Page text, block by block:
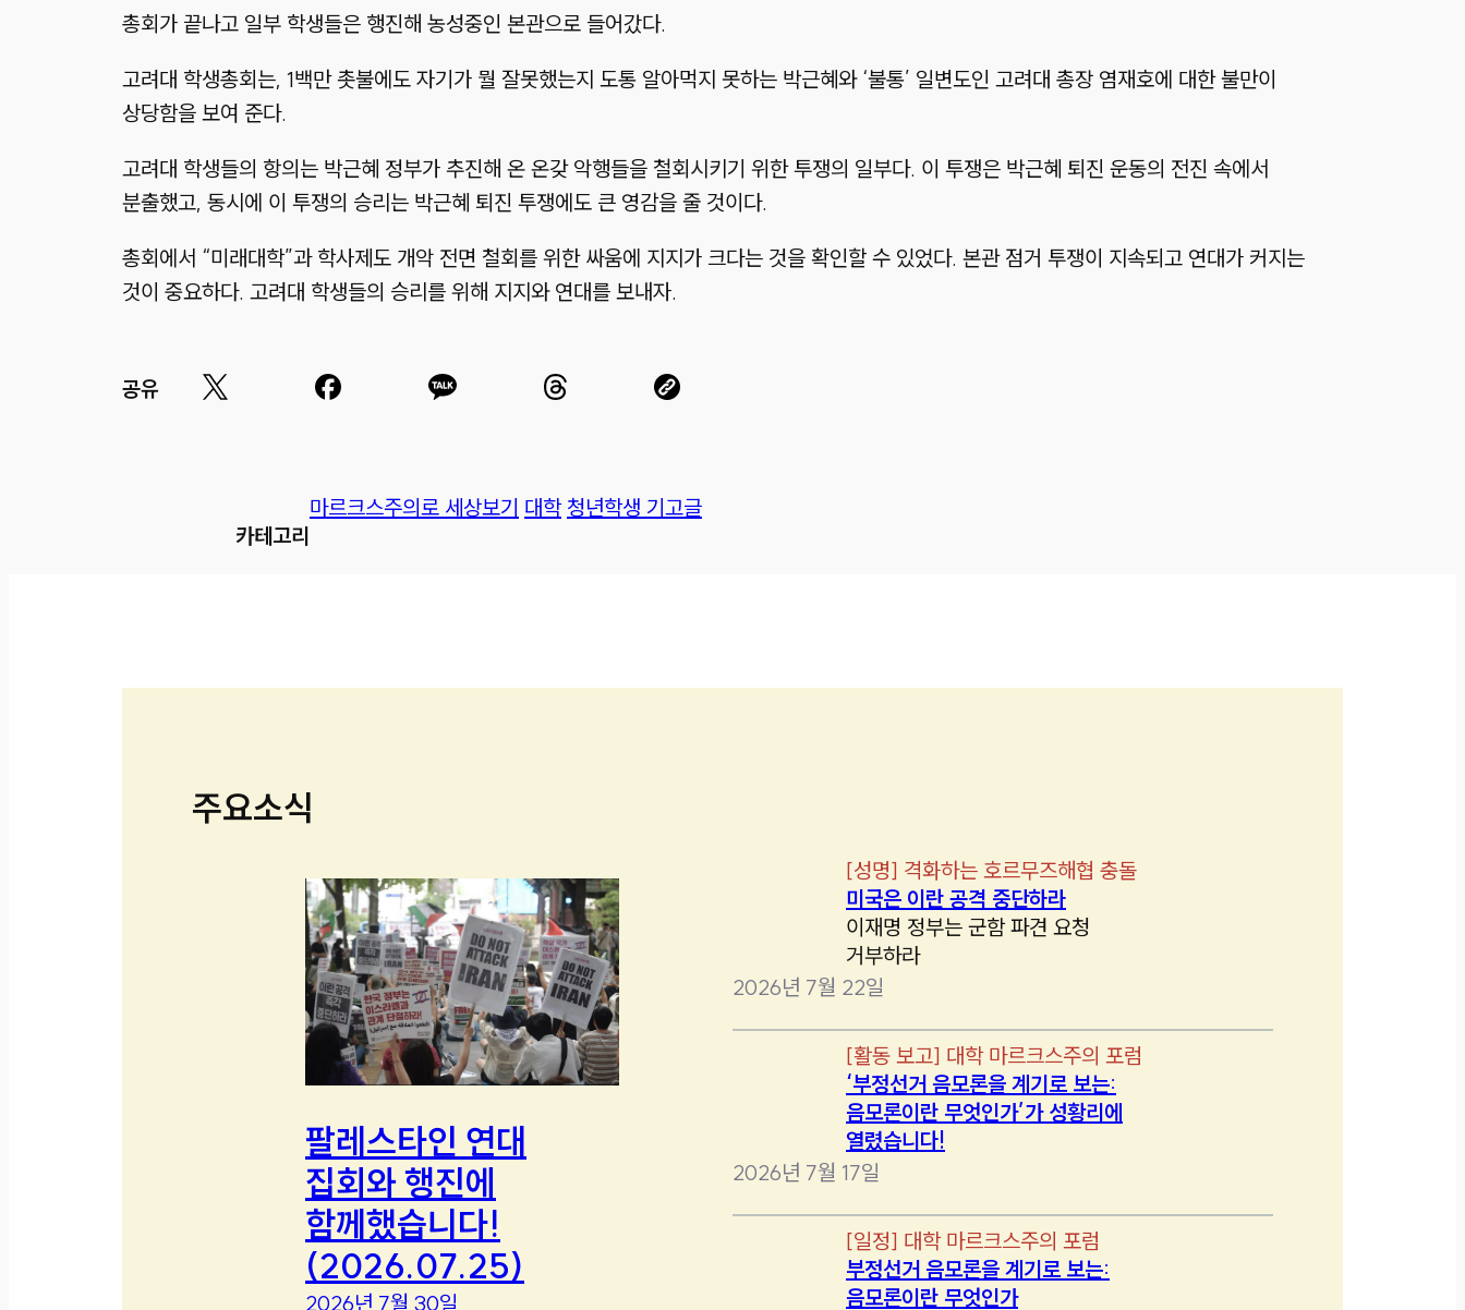
총회가 끝나고 일부 학생들은 행진해 농성중인 본관으로 들어갔다.
고려대 학생총회는, 1백만 촛불에도 자기가 뭘 잘못했는지 도통 알아먹지 못하는 박근혜와 ‘불통’ 일변도인 고려대 총장 염재호에 대한 불만이
상당함을 보여 준다.
고려대 학생들의 항의는 박근혜 정부가 추진해 온 온갖 악행들을 철회시키기 위한 투쟁의 일부다. 이 투쟁은 박근혜 퇴진 운동의 전진 속에서
분출했고, 동시에 이 투쟁의 승리는 박근혜 퇴진 투쟁에도 큰 영감을 줄 것이다.
총회에서 “미래대학”과 학사제도 개악 전면 철회를 위한 싸움에 지지가 크다는 것을 확인할 수 있었다. 본관 점거 투쟁이 지속되고 연대가 커지는
것이 중요하다. 고려대 학생들의 승리를 위해 지지와 연대를 보내자.
공유
카테고리
마르크스주의로 세상보기 대학 청년학생 기고글
주요소식
팔레스타인 연대
집회와 행진에
함께했습니다!
(2026.07.25)
2026년 7월 30일
[성명] 격화하는 호르무즈해협 충돌
미국은 이란 공격 중단하라
이재명 정부는 군함 파견 요청
거부하라
2026년 7월 22일
[활동 보고] 대학 마르크스주의 포럼
‘부정선거 음모론을 계기로 보는:
음모론이란 무엇인가’가 성황리에
열렸습니다!
2026년 7월 17일
[일정] 대학 마르크스주의 포럼
부정선거 음모론을 계기로 보는:
음모론이란 무엇인가